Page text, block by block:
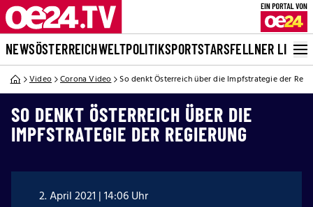
NEWSÖSTERREICHWELTPOLITIKSPORTSTARSFELLNER LIVE
Video Corona Video So denkt Österreich über die Impfstrategie der
SO DENKT ÖSTERREICH ÜBER DIE
IMPFSTRATEGIE DER REGIERUNG
2. April 2021 | 14:06 Uhr